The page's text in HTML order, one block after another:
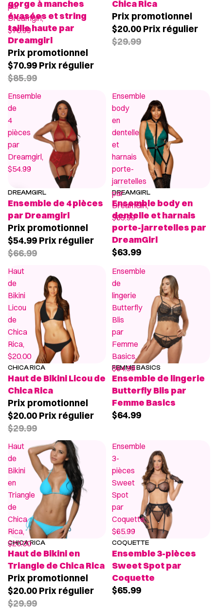
par
Dreamgirl,
$70.99
gorge à manches
évasées et string
taille haute par
Dreamgirl
Prix promotionnel
$70.99 Prix régulier
$85.99
Chica Rica
Prix promotionnel
$20.00 Prix régulier
$29.99
Ensemble
de
4
pièces
par
Dreamgirl,
$54.99
PROMOTION
DREAMGIRL
Ensemble de 4 pièces
par Dreamgirl
Prix promotionnel
$54.99 Prix régulier
$66.99
Ensemble
body
en
dentelle
et
harnais
porte-
jarretelles
par
DreamGirl,
$63.99
DREAMGIRL
Ensemble body en
dentelle et harnais
porte-jarretelles par
DreamGirl
$63.99
Haut
de
Bikini
Licou
de
Chica
Rica,
$20.00
PROMOTION
CHICA RICA
Haut de Bikini Licou de
Chica Rica
Prix promotionnel
$20.00 Prix régulier
$29.99
Ensemble
de
lingerie
Butterfly
Blis
par
Femme
Basics,
$64.99
POPULAIRE
FEMME BASICS
Ensemble de lingerie
Butterfly Blis par
Femme Basics
$64.99
Haut
de
Bikini
en
Triangle
de
Chica
Rica,
$20.00
PROMOTION
CHICA RICA
Haut de Bikini en
Triangle de Chica Rica
Prix promotionnel
$20.00 Prix régulier
$29.99
Ensemble
3-
pièces
Sweet
Spot
par
Coquette,
$65.99
COQUETTE
Ensemble 3-pièces
Sweet Spot par
Coquette
$65.99